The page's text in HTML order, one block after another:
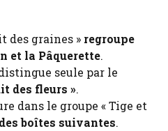
des graines » regroupe
et la Pâquerette.
seule par le
des fleurs ».
dans le groupe « Tige et
boîtes suivantes.